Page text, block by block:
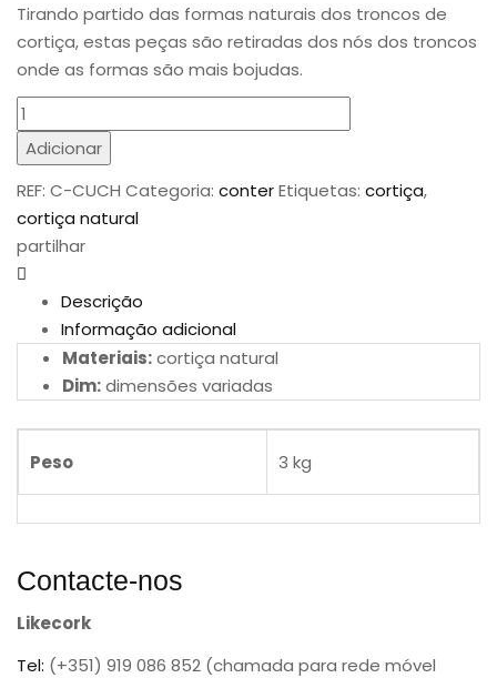
Tirando partido das formas naturais dos troncos de
cortiça, estas peças são retiradas dos nós dos troncos
onde as formas são mais bojudas.
Quantidade
de
Cucharro
Adicionar
REF: C-CUCH Categoria: conterEtiquetas: cortiça,
cortiça natural
partilhar
Descrição
Informação adicional
Materiais:cortiça natural
Dim:dimensões variadas
Peso 3 kg
Contacte-nos
Likecork
Tel: (+351) 919 086 852 (chamada para rede móvel